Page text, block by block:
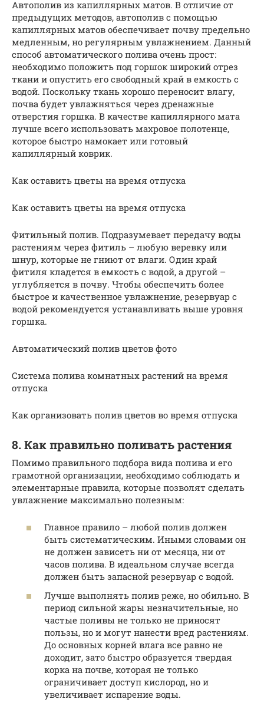
Автополив из капиллярных матов. В отличие от
предыдущих методов, автополив с помощью
капиллярных матов обеспечивает почву предельно
медленным, но регулярным увлажнением. Данный
способ автоматического полива очень прост:
необходимо положить под горшок широкий отрез
ткани и опустить его свободный край в емкость с
водой. Поскольку ткань хорошо переносит влагу,
почва будет увлажняться через дренажные
отверстия горшка. В качестве капиллярного мата
лучше всего использовать махровое полотенце,
которое быстро намокает или готовый
капиллярный коврик.
Как оставить цветы на время отпуска
Как оставить цветы на время отпуска
Фитильный полив. Подразумевает передачу воды
растениям через фитиль – любую веревку или
шнур, которые не гниют от влаги. Один край
фитиля кладется в емкость с водой, а другой –
углубляется в почву. Чтобы обеспечить более
быстрое и качественное увлажнение, резервуар с
водой рекомендуется устанавливать выше уровня
горшка.
Автоматический полив цветов фото
Система полива комнатных растений на время
отпуска
Как организовать полив цветов во время отпуска
8. Как правильно поливать растения
Помимо правильного подбора вида полива и его
грамотной организации, необходимо соблюдать и
элементарные правила, которые позволят сделать
увлажнение максимально полезным:
Главное правило – любой полив должен
быть систематическим. Иными словами он
не должен зависеть ни от месяца, ни от
часов полива. В идеальном случае всегда
должен быть запасной резервуар с водой.
Лучше выполнять полив реже, но обильно. В
период сильной жары незначительные, но
частые поливы не только не приносят
пользы, но и могут нанести вред растениям.
До основных корней влага все равно не
доходит, зато быстро образуется твердая
корка на почве, которая не только
ограничивает доступ кислород, но и
увеличивает испарение воды.